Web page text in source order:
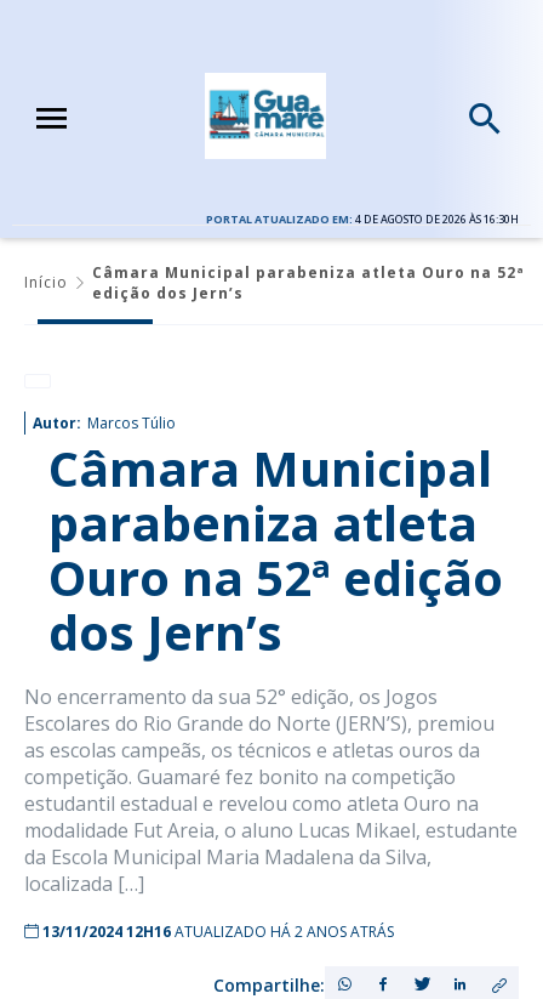
PORTAL ATUALIZADO EM: 4 DE AGOSTO DE 2026 ÀS 16:30H
Início
Câmara Municipal parabeniza atleta Ouro na 52ª
edição dos Jern’s
Autor: Marcos Túlio
Câmara Municipal
parabeniza atleta
Ouro na 52ª edição
dos Jern’s
No encerramento da sua 52° edição, os Jogos
Escolares do Rio Grande do Norte (JERN’S), premiou
as escolas campeãs, os técnicos e atletas ouros da
competição. Guamaré fez bonito na competição
estudantil estadual e revelou como atleta Ouro na
modalidade Fut Areia, o aluno Lucas Mikael, estudante
da Escola Municipal Maria Madalena da Silva,
localizada […]
13/11/2024 12H16ATUALIZADO HÁ 2 ANOS ATRÁS
Compartilhe: